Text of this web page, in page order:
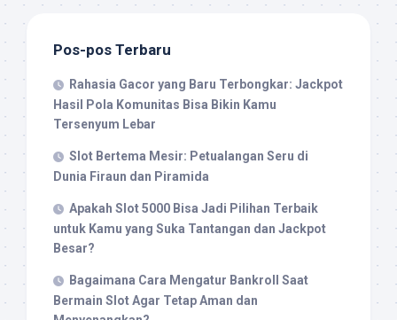
Pos-pos Terbaru
Rahasia Gacor yang Baru Terbongkar: Jackpot
Hasil Pola Komunitas Bisa Bikin Kamu
Tersenyum Lebar
Slot Bertema Mesir: Petualangan Seru di
Dunia Firaun dan Piramida
Apakah Slot 5000 Bisa Jadi Pilihan Terbaik
untuk Kamu yang Suka Tantangan dan Jackpot
Besar?
Bagaimana Cara Mengatur Bankroll Saat
Bermain Slot Agar Tetap Aman dan